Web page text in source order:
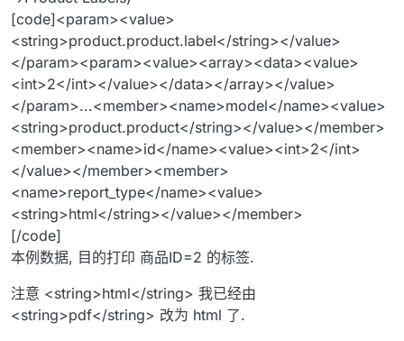
[code]<param><value>
<string>product.product.label</string></value>
</param><param><value><array><data><value>
<int>2</int></value></data></array></value>
</param>...<member><name>model</name><value>
<string>product.product</string></value></member>
<member><name>id</name><value><int>2</int>
</value></member><member>
<name>report_type</name><value>
<string>html</string></value></member>
[/code]
本例数据, 目的打印 商品ID=2 的标签.
注意 <string>html</string> 我已经由
<string>pdf</string> 改为 html 了.